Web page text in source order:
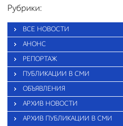
Рубрики:
ВСЕ НОВОСТИ
АНОНС
РЕПОРТАЖ
ПУБЛИКАЦИИ В СМИ
ОБЪЯВЛЕНИЯ
АРХИВ НОВОСТИ
АРХИВ ПУБЛИКАЦИИ В СМИ